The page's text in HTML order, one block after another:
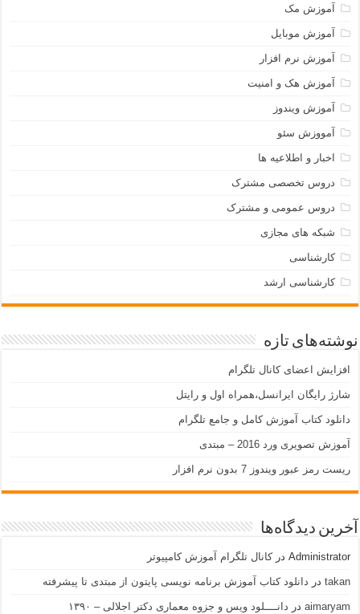
آموزش مک
آموزش موبایل
آموزش نرم افزار
آموزش هک و امنیت
آموزش ویندوز
آمووزش سئو
اخبار و اطلاعیه ها
دروس تخصصی مشترک
دروس عمومی و مشترک
شبکه های مجازی
کارشناسی
کارشناسی ارشد
نوشته‌های تازه
افزایش اعضای کانال تلگرام
شارژ رایگان ایرانسل،همراه اول و رایتل
دانلود کتاب آموزش کامل و جامع تلگرام
آموزش تصویری ورد 2016 – مبتدی
ریست رمز عبور ویندوز 7 بدون نرم افزار
آخرین دیدگاه‌ها
Administrator درکانال تلگرام آموزش کامپیوتر
takan در دانلود کتاب آموزش برنامه نویسی پایتون از مبتدی تا پیشرفته
aimaryam در دانــــلود ویس و جزوه معماری دکتر اجلالی – ۱۳۹۰